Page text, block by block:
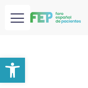
Abrir barra de herramientas